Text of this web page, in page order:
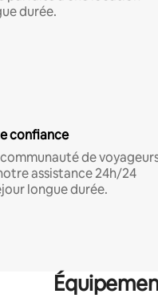
durée.
confiance
de
assistance 24h/24
longue durée.